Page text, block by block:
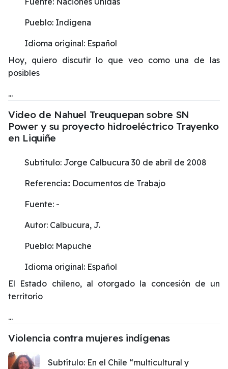
Pueblo: Indigena
Idioma original: Español
Hoy, quiero discutir lo que veo como una de las
posibles
...
Video de Nahuel Treuquepan sobre SN
Power y su proyecto hidroeléctrico Trayenko
en Liquiñe
Subtítulo: Jorge Calbucura 30 de abril de 2008
Referencia:: Documentos de Trabajo
Fuente: -
Autor: Calbucura, J.
Pueblo: Mapuche
Idioma original: Español
El Estado chileno, al otorgado la concesión de un
territorio
...
Violencia contra mujeres indígenas
Subtítulo: En el Chile “multicultural y